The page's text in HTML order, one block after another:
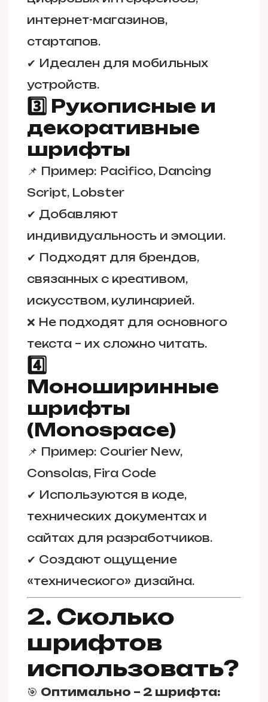
интернет-магазинов,
стартапов.
✔ Идеален для мобильных
устройств.
3️⃣ Рукописные и
декоративные
шрифты
📌 Пример: Pacifico, Dancing
Script, Lobster
✔ Добавляют
индивидуальность и эмоции.
✔ Подходят для брендов,
связанных с креативом,
искусством, кулинарией.
❌ Не подходят для основного
текста – их сложно читать.
4️⃣
Моноширинные
шрифты
(Monospace)
📌 Пример: Courier New,
Consolas, Fira Code
✔ Используются в коде,
технических документах и
сайтах для разработчиков.
✔ Создают ощущение
«технического» дизайна.
2. Сколько
шрифтов
использовать?
🎯 Оптимально – 2 шрифта: